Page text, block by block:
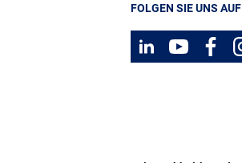
FOLGEN SIE UNS AUF